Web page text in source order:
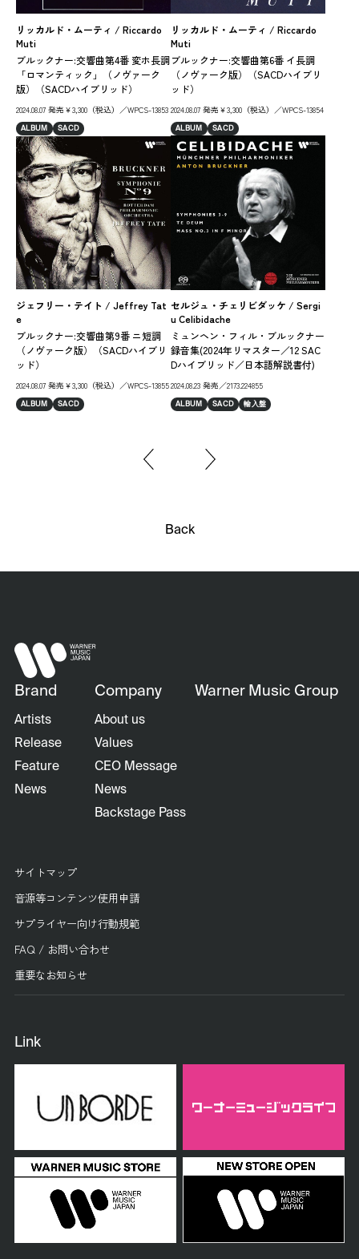
リッカルド・ムーティ / Riccardo
Muti
ブルックナー:交響曲第4番 変ホ長調
「ロマンティック」（ノヴァーク
版）（SACDハイブリッド）
2024.08.07 発売￥3,300（税込）／WPCS-13853
ALBUM SACD
リッカルド・ムーティ / Riccardo
Muti
ブルックナー:交響曲第6番 イ長調
（ノヴァーク版）（SACDハイブリ
ッド）
2024.08.07 発売￥3,300（税込）／WPCS-13854
ALBUM SACD
ジェフリー・テイト / Jeffrey Tat
e
ブルックナー:交響曲第9番 ニ短調
（ノヴァーク版）（SACDハイブリ
ッド）
2024.08.07 発売￥3,300（税込）／WPCS-13855
ALBUM SACD
セルジュ・チェリビダッケ / Sergi
u Celibidache
ミュンヘン・フィル・ブルックナー
録音集(2024年リマスター／12 SAC
Dハイブリッド／日本語解説書付)
2024.08.23 発売／2173.224855
ALBUM SACD 輸入盤
Back
Brand
Artists
Release
Feature
News
Company
About us
Values
CEO Message
News
Backstage Pass
Warner Music Group
サイトマップ
音源等コンテンツ使用申請
サプライヤー向け行動規範
FAQ / お問い合わせ
重要なお知らせ
Link